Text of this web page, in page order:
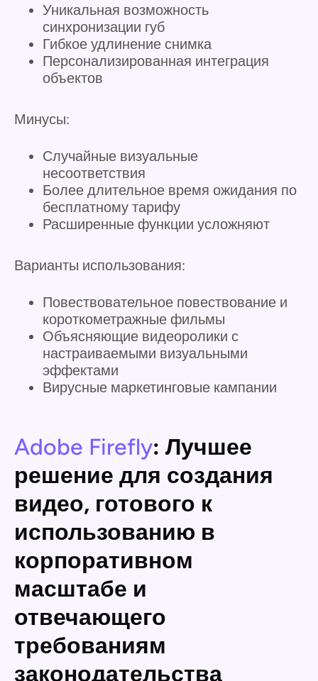
Уникальная возможность
синхронизации губ
Гибкое удлинение снимка
Персонализированная интеграция
объектов
Минусы:
Случайные визуальные
несоответствия
Более длительное время ожидания по
бесплатному тарифу
Расширенные функции усложняют
Варианты использования:
Повествовательное повествование и
короткометражные фильмы
Объясняющие видеоролики с
настраиваемыми визуальными
эффектами
Вирусные маркетинговые кампании
Adobe Firefly: Лучшее
решение для создания
видео, готового к
использованию в
корпоративном
масштабе и
отвечающего
требованиям
законодательства